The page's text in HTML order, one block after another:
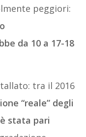
peggiori:
da 10 a 17-18
tra il 2016
“reale” degli
stata pari